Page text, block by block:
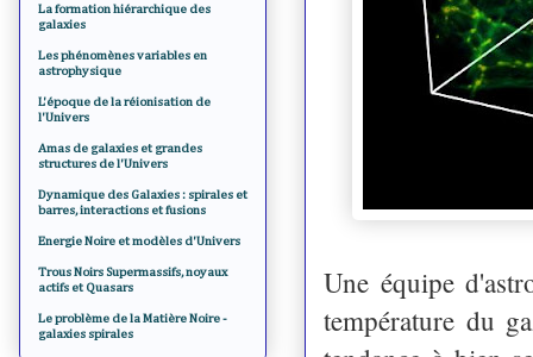
Une équipe
température du
La formation hiérarchique des
galaxies
Les phénomènes variables en
astrophysique
L'époque de la réionisation de
l'Univers
Amas de galaxies et grandes
structures de l'Univers
Dynamique des Galaxies : spirales et
barres, interactions et fusions
Energie Noire et modèles d'Univers
Trous Noirs Supermassifs, noyaux
actifs et Quasars
Le problème de la Matière Noire -
galaxies spirales